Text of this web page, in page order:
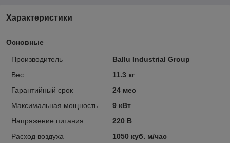
Характеристики
Основные
Производитель
Ballu Industrial Group
Вес
11.3 кг
Гарантийный срок
24 мес
Максимальная мощность
9 кВт
Напряжение питания
220 В
Расход воздуха
1050 куб. м/час